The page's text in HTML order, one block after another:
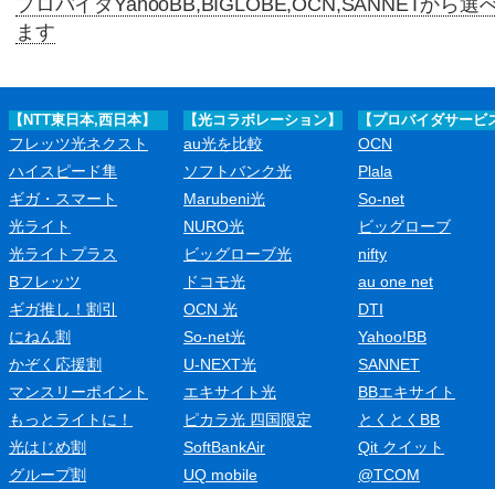
ます
【NTT東日本,西日本】
フレッツ光ネクスト
ハイスピード隼
ギガ・スマート
光ライト
光ライトプラス
Bフレッツ
ギガ推し！割引
にねん割
かぞく応援割
マンスリーポイント
もっとライトに！
光はじめ割
グループ割
【光コラボレーション】
au光を比較
ソフトバンク光
Marubeni光
NURO光
ビッグローブ光
ドコモ光
OCN 光
So-net光
U-NEXT光
エキサイト光
ピカラ光 四国限定
SoftBankAir
UQ mobile
【プロバイダサービ
OCN
Plala
So-net
ビッグローブ
nifty
au one net
DTI
Yahoo!BB
SANNET
BBエキサイト
とくとくBB
Qit クイット
@TCOM